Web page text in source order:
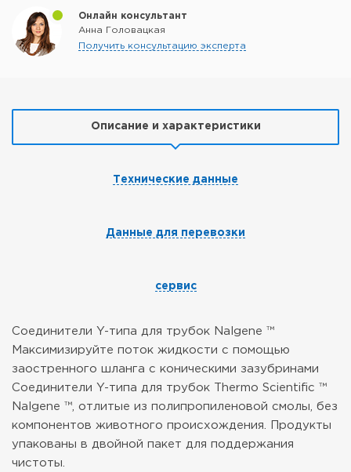
Онлайн консультант
Анна Головацкая
Получить консультацию эксперта
Описание и характеристики
Технические данные
Данные для перевозки
сервис
Соединители Y-типа для трубок Nalgene ™
Максимизируйте поток жидкости с помощью
заостренного шланга с коническими зазубринами
Соединители Y-типа для трубок Thermo Scientific ™
Nalgene ™, отлитые из полипропиленовой смолы, без
компонентов животного происхождения. Продукты
упакованы в двойной пакет для поддержания
чистоты.